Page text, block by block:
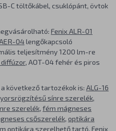
C töltőkábel, csuklópánt, övtok
Fenix ALR-01
04lengőkapcsoló
teljesítmény 1200 lm-re
, AOT-04 fehér és piros
következő tartozékok is: ALG-16
sínre szerelék,
szerelék, fém mágneses
csőszerelék, optikára
optikára szerelhető tartó, Fenix